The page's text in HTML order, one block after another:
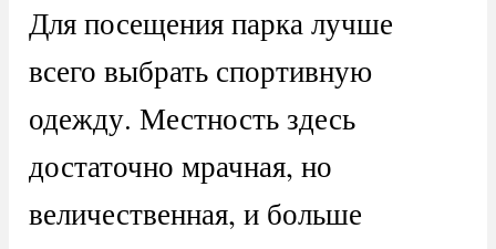
Для посещения парка лучше
всего выбрать спортивную
одежду. Местность здесь
достаточно мрачная, но
величественная, и больше